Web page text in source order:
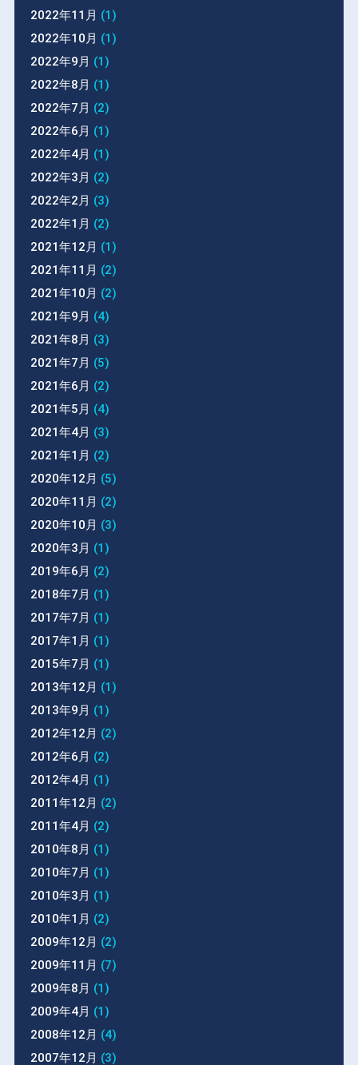
2022年11月 (1)
2022年10月 (1)
2022年9月 (1)
2022年8月 (1)
2022年7月 (2)
2022年6月 (1)
2022年4月 (1)
2022年3月 (2)
2022年2月 (3)
2022年1月 (2)
2021年12月 (1)
2021年11月 (2)
2021年10月 (2)
2021年9月 (4)
2021年8月 (3)
2021年7月 (5)
2021年6月 (2)
2021年5月 (4)
2021年4月 (3)
2021年1月 (2)
2020年12月 (5)
2020年11月 (2)
2020年10月 (3)
2020年3月 (1)
2019年6月 (2)
2018年7月 (1)
2017年7月 (1)
2017年1月 (1)
2015年7月 (1)
2013年12月 (1)
2013年9月 (1)
2012年12月 (2)
2012年6月 (2)
2012年4月 (1)
2011年12月 (2)
2011年4月 (2)
2010年8月 (1)
2010年7月 (1)
2010年3月 (1)
2010年1月 (2)
2009年12月 (2)
2009年11月 (7)
2009年8月 (1)
2009年4月 (1)
2008年12月 (4)
2007年12月 (3)